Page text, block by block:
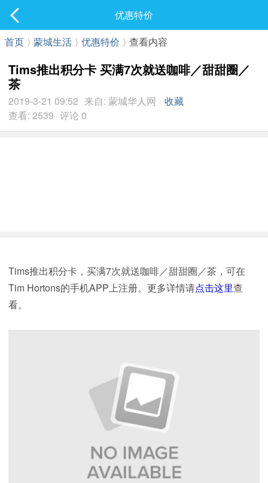
最新发表
优惠特价
首页 ⟩ 蒙城生活 ⟩ 优惠特价 ⟩ 查看内容
Tims推出积分卡 买满7次就送咖啡／甜甜圈／
茶
2019-3-21 09:52 来自: 蒙城华人网
收藏
查看: 2539 评论 0
Tims推出积分卡，买满7次就送咖啡／甜甜圈／茶，可在
Tim Hortons的手机APP上注册。更多详情请点击这里查
看。